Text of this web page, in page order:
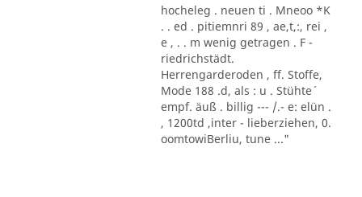
hocheleg . neuen ti . Mneoo *K
. . ed . pitiemnri 89 , ae,t,:, rei ,
e , . . m wenig getragen . F -
riedrichstädt.
Herrengarderoden , ff. Stoffe,
Mode 188 .d, als : u . Stühte´
empf. äuß . billig --- /.- e: elün .
, 1200td ,inter - lieberziehen, 0.
oomtowiBerliu, tune ..."